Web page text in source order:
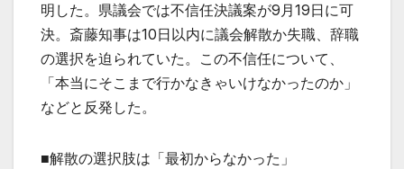
明した。県議会では不信任決議案が9月19日に可
決。斎藤知事は10日以内に議会解散か失職、辞職
の選択を迫られていた。この不信任について、
「本当にそこまで行かなきゃいけなかったのか」
などと反発した。
■解散の選択肢は「最初からなかった」